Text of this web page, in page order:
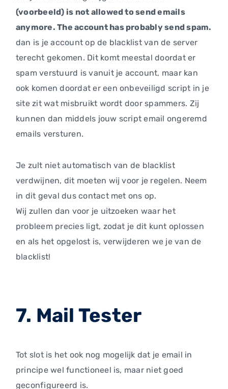
(voorbeeld) is not allowed to send emails
anymore. The account has probably send spam.
dan is je account op de blacklist van de server
terecht gekomen. Dit komt meestal doordat er
spam verstuurd is vanuit je account, maar kan
ook komen doordat er een onbeveiligd script in je
site zit wat misbruikt wordt door spammers. Zij
kunnen dan middels jouw script email ongeremd
emails versturen.
Je zult niet automatisch van de blacklist
verdwijnen, dit moeten wij voor je regelen. Neem
in dit geval dus contact met ons op.
Wij zullen dan voor je uitzoeken waar het
probleem precies ligt, zodat je dit kunt oplossen
en als het opgelost is, verwijderen we je van de
blacklist!
7. Mail Tester
Tot slot is het ook nog mogelijk dat je email in
principe wel functioneel is, maar niet goed
geconfigureerd is.